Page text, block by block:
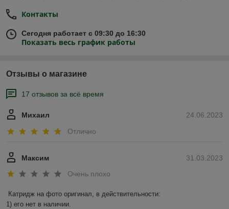
Контакты
Сегодня работает с 09:30 до 16:30
Показать весь график работы
Отзывы о магазине
17 отзывов за всё время
24.06.2023
Михаил
Отлично
31.03.2023
Максим
Очень плохо
Катридж на фото оригинал, в действительности:
1) его нет в наличии.